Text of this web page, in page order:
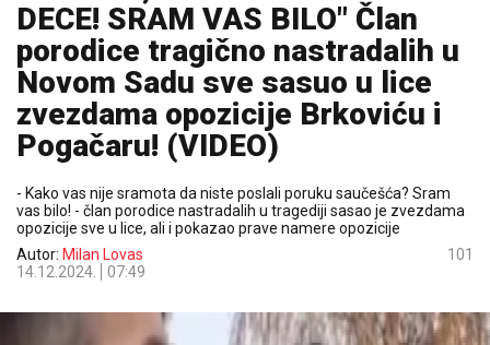
DECE! SRAM VAS BILO" Član
porodice tragično nastradalih u
Novom Sadu sve sasuo u lice
zvezdama opozicije Brkoviću i
Pogačaru! (VIDEO)
- Kako vas nije sramota da niste poslali poruku saučešća? Sram
vas bilo! - član porodice nastradalih u tragediji sasao je zvezdama
opozicije sve u lice, ali i pokazao prave namere opozicije
Autor: Milan Lovas
14.12.2024.
07:49
101